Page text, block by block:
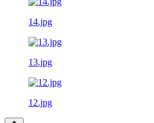
14.jpg
13.jpg
12.jpg